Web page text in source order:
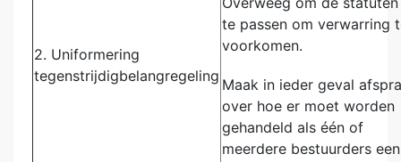
2. Uniformering
tegenstrijdigbelangregeling
te passen om verwarring
voorkomen.
Maak in ieder geval
over hoe er moet worden
gehandeld als één of
meerdere bestuurders een